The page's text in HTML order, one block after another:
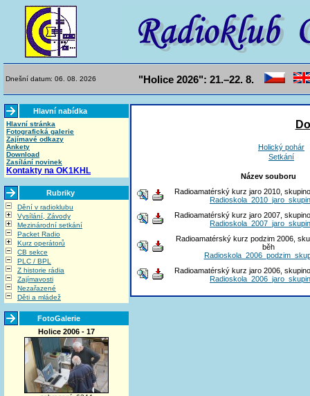
Dnešní datum: 06. 08. 2026 "Holice 2026": 21.–22. 8.
Hlavní nabídka
Hlavní stránka
Fotografická galerie
Zajímavé odkazy
Ankety
Download
Zasílání novinek
Kontakty na OK1KHL
Rubriky
Dění v radioklubu
Vysílání, Závody
Mezinárodní setkání
Packet Radio
Kurz operátorů
CB sekce
PLC / BPL
Z historie rádia
Zajímavosti
Nezařazené
Děti a mládež
FotoGalerie
Holice 2006 - 17
Holický pohár
Setkání
Název souboru
Radioamatérský kurz jaro 2010,
Radioamatérský kurz jaro 2007,
Radioamatérský kurz podzim 2006,
běh
Radioamatérský kurz jaro 2006,